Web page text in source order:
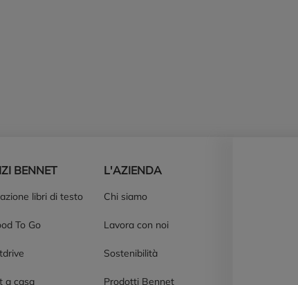
BENNET
libri di testo
To Go
a casa
L'AZIENDA
Chi siamo
Lavora con noi
Sostenibilità
Prodotti Bennet